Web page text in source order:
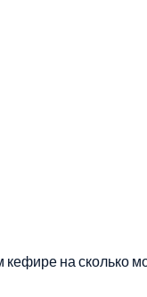
кефире на сколько